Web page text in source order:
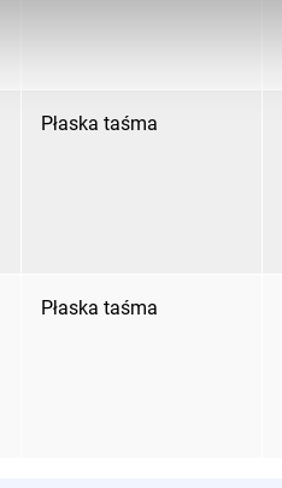
Płaska taśma
Płaska taśma